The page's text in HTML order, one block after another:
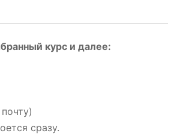
курс и далее:
сразу.